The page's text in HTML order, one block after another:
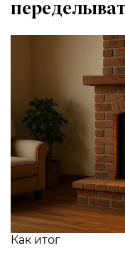
Как итог